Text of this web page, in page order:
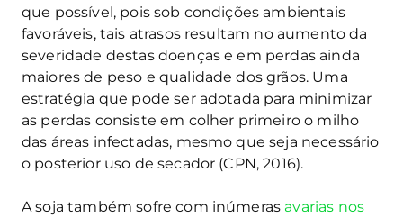
que possível, pois sob condições ambientais
favoráveis, tais atrasos resultam no aumento da
severidade destas doenças e em perdas ainda
maiores de peso e qualidade dos grãos. Uma
estratégia que pode ser adotada para minimizar
as perdas consiste em colher primeiro o milho
das áreas infectadas, mesmo que seja necessário
o posterior uso de secador (CPN, 2016).
A soja também sofre com inúmeras avarias nos